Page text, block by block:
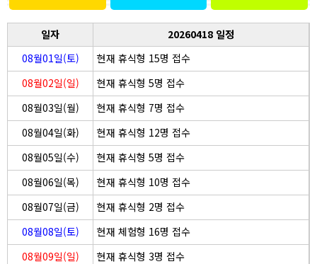
일자
20260418 일정
08월01일(토)
현재 휴식형 15명 접수
08월02일(일)
현재 휴식형 5명 접수
08월03일(월)
현재 휴식형 7명 접수
08월04일(화)
현재 휴식형 12명 접수
08월05일(수)
현재 휴식형 5명 접수
08월06일(목)
현재 휴식형 10명 접수
08월07일(금)
현재 휴식형 2명 접수
08월08일(토)
현재 체험형 16명 접수
08월09일(일)
현재 휴식형 3명 접수